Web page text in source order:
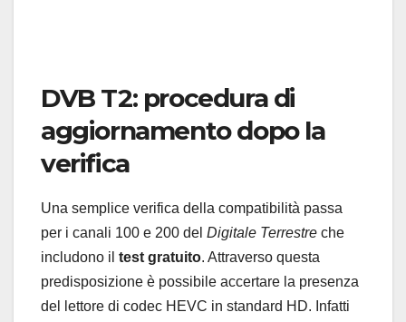
DVB T2: procedura di
aggiornamento dopo la
verifica
Una semplice verifica della compatibilità passa
per i canali 100 e 200 del Digitale Terrestre che
includono il test gratuito. Attraverso questa
predisposizione è possibile accertare la presenza
del lettore di codec HEVC in standard HD. Infatti